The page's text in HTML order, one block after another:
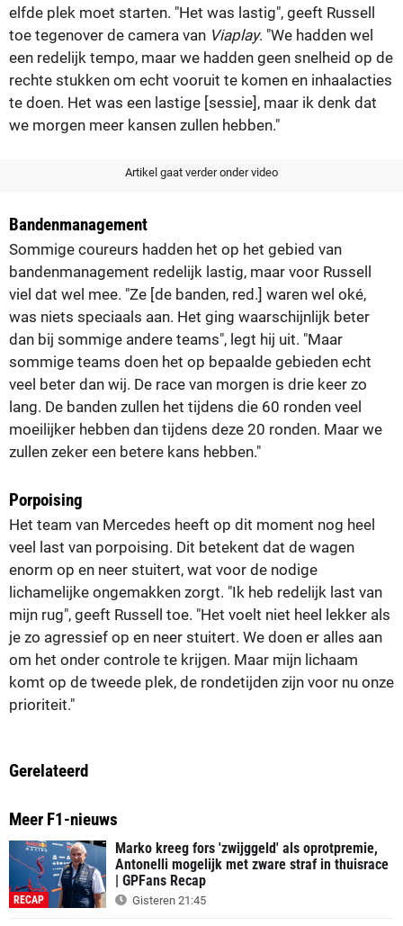
elfde plek moet starten. "Het was lastig", geeft Russell
toe tegenover de camera van Viaplay. "We hadden wel
een redelijk tempo, maar we hadden geen snelheid op de
rechte stukken om echt vooruit te komen en inhaalacties
te doen. Het was een lastige [sessie], maar ik denk dat
we morgen meer kansen zullen hebben."
Artikel gaat verder onder video
Bandenmanagement
Sommige coureurs hadden het op het gebied van
bandenmanagement redelijk lastig, maar voor Russell
viel dat wel mee. "Ze [de banden, red.] waren wel oké,
was niets speciaals aan. Het ging waarschijnlijk beter
dan bij sommige andere teams", legt hij uit. "Maar
sommige teams doen het op bepaalde gebieden echt
veel beter dan wij. De race van morgen is drie keer zo
lang. De banden zullen het tijdens die 60 ronden veel
moeilijker hebben dan tijdens deze 20 ronden. Maar we
zullen zeker een betere kans hebben."
Porpoising
Het team van Mercedes heeft op dit moment nog heel
veel last van porpoising. Dit betekent dat de wagen
enorm op en neer stuitert, wat voor de nodige
lichamelijke ongemakken zorgt. "Ik heb redelijk last van
mijn rug", geeft Russell toe. "Het voelt niet heel lekker als
je zo agressief op en neer stuitert. We doen er alles aan
om het onder controle te krijgen. Maar mijn lichaam
komt op de tweede plek, de rondetijden zijn voor nu onze
prioriteit."
Gerelateerd
Meer F1-nieuws
RECAP
Marko kreeg fors 'zwijggeld' als oprotpremie,
Antonelli mogelijk met zware straf in thuisrace
| GPFans Recap
Gisteren 21:45